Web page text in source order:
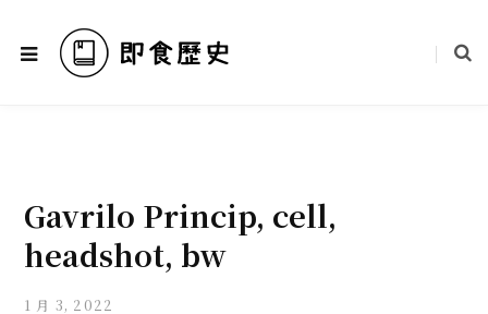
Gavrilo Princip, cell,
headshot, bw
1 月 3, 2022